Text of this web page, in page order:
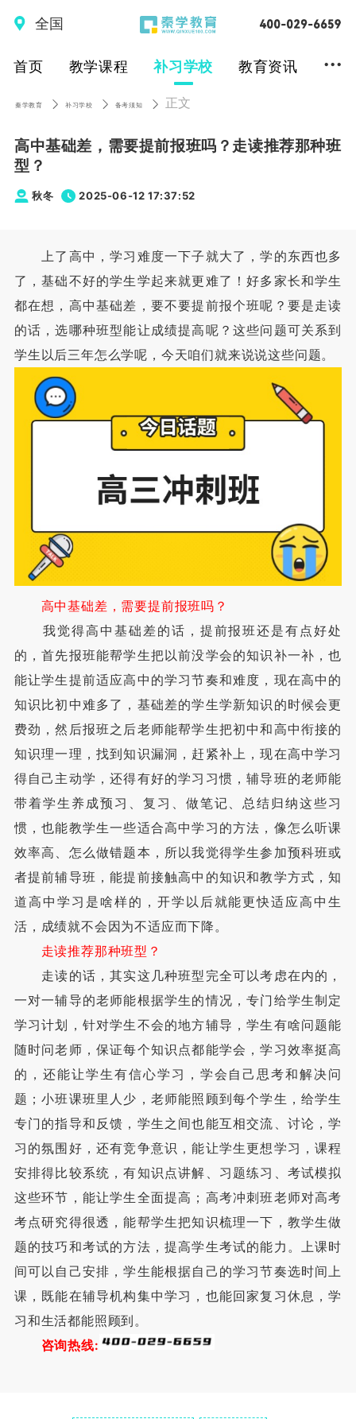
全国
首页 教学课程 补习学校 教育资讯 ...
秦学教育 补习学校 备考须知 正文
高中基础差，需要提前报班吗？走读推荐那种班
型？
秋冬 2025-06-12 17:37:52
上了高中，学习难度一下子就大了，学的东西也多
了，基础不好的学生学起来就更难了！好多家长和学生
都在想，高中基础差，要不要提前报个班呢？要是走读
的话，选哪种班型能让成绩提高呢？这些问题可关系到
学生以后三年怎么学呢，今天咱们就来说说这些问题。
高中基础差，需要提前报班吗？
我觉得高中基础差的话，提前报班还是有点好处
的，首先报班能帮学生把以前没学会的知识补一补，也
能让学生提前适应高中的学习节奏和难度，现在高中的
知识比初中难多了，基础差的学生学新知识的时候会更
费劲，然后报班之后老师能帮学生把初中和高中衔接的
知识理一理，找到知识漏洞，赶紧补上，现在高中学习
得自己主动学，还得有好的学习习惯，辅导班的老师能
带着学生养成预习、复习、做笔记、总结归纳这些习
惯，也能教学生一些适合高中学习的方法，像怎么听课
效率高、怎么做错题本，所以我觉得学生参加预科班或
者提前辅导班，能提前接触高中的知识和教学方式，知
道高中学习是啥样的，开学以后就能更快适应高中生
活，成绩就不会因为不适应而下降。
走读推荐那种班型？
走读的话，其实这几种班型完全可以考虑在内的，
一对一辅导的老师能根据学生的情况，专门给学生制定
学习计划，针对学生不会的地方辅导，学生有啥问题能
随时问老师，保证每个知识点都能学会，学习效率挺高
的，还能让学生有信心学习，学会自己思考和解决问
题；小班课班里人少，老师能照顾到每个学生，给学生
专门的指导和反馈，学生之间也能互相交流、讨论，学
习的氛围好，还有竞争意识，能让学生更想学习，课程
安排得比较系统，有知识点讲解、习题练习、考试模拟
这些环节，能让学生全面提高；高考冲刺班老师对高考
考点研究得很透，能帮学生把知识梳理一下，教学生做
题的技巧和考试的方法，提高学生考试的能力。上课时
间可以自己安排，学生能根据自己的学习节奏选时间上
课，既能在辅导机构集中学习，也能回家复习休息，学
习和生活都能照顾到。
咨询热线: